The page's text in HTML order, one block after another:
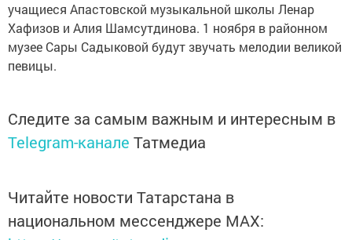
учащиеся Апастовской музыкальной школы Ленар
Хафизов и Алия Шамсутдинова. 1 ноября в районном
музее Сары Садыковой будут звучать мелодии великой
певицы.
Следите за самым важным и интересным в
Telegram-канале Татмедиа
Читайте новости Татарстана в
национальном мессенджере MАХ: